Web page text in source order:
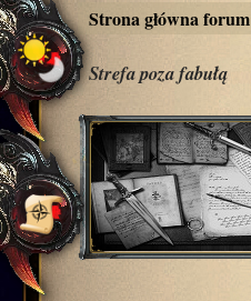
Strona główna forum
Strefa poza fabułą